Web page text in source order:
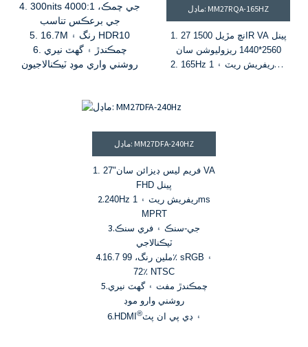
4. 300nits جي چمڪ، 4000:1
جي برعڪس تناسب
5. 16.7M رنگ ۽ HDR10
6. چمڪندڙ ۽ گهٽ نيري
روشني واري موڊ ٽيڪنالاجيون
ماڊل: MM27RQA-165HZ
1. 27 انچ مڙيل 1500R VA پينل
2560*1440 ريزوليوشن سان
2. 165Hz ريفريش ريٽ ۽ 1ms
رنگ گامٽ
ماڊل: MM27DFA-240HZ
1. 27"فريم لیس ڊيزائن سان VA
FHD پينل
2.240Hz ريفريش ريٽ ۽ 1ms
MPRT
3.جي-سنڪ ۽ فري سنڪ
ٽيڪنالاجي
4.16.7 ملين رنگ، 99٪ sRGB ۽
72٪ NTSC
5.چمڪندڙ مفت ۽ گهٽ نيري
روشني وارو موڊ
6. HDMI ®۽ ڊي پي ان پٽ